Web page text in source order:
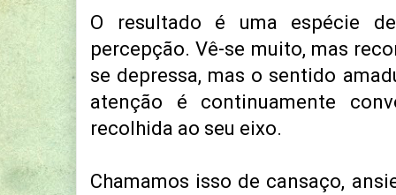
O resultado é uma espécie
percepção. Vê-se muito, mas
se depressa, mas o sentido
atenção é continuamente
recolhida ao seu eixo.
Chamamos isso de cansaço,